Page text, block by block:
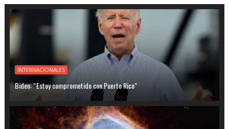
INTERNACIONALES
Biden: “Estoy comprometido con Puerto Rico”